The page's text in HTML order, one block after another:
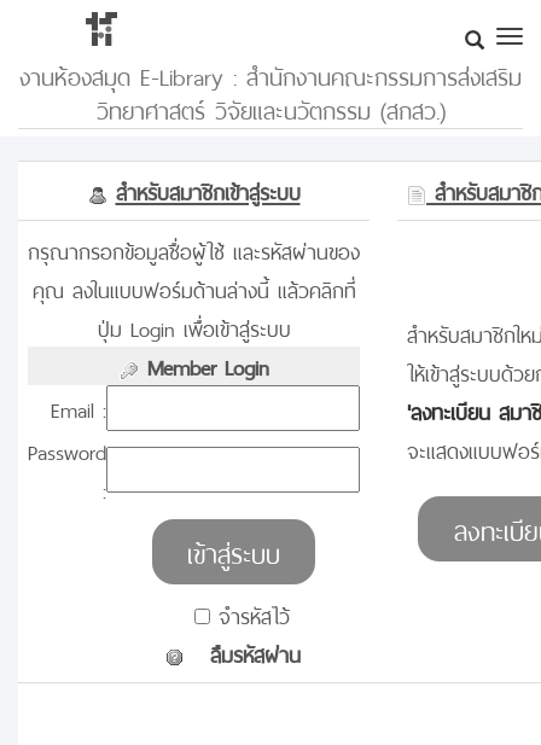
งานห้องสมุด E-Library : สำนักงานคณะกรรมการส่งเสริม
วิทยาศาสตร์ วิจัยและนวัตกรรม (สกสว.)
สำหรับสมาชิกเข้าสู่ระบบ
สำหรับสมาชิ
กรุณากรอกข้อมูลชื่อผู้ใช้ และรหัสผ่านของ
คุณ ลงในแบบฟอร์มด้านล่างนี้ แล้วคลิกที่
ปุ่ม Login เพื่อเข้าสู่ระบบ
Member Login
Email :
Password
:
จำรหัสไว้
ลืมรหัสผ่าน
สำหรับสมาชิกให
ให้เข้าสู่ระบบด้
'ลงทะเบียน สม
จะแสดงแบบฟอ